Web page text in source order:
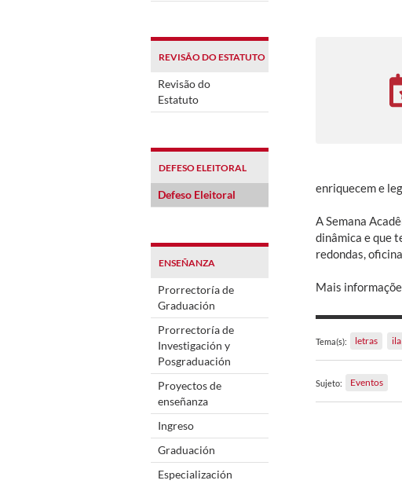
REVISÃO DO ESTATUTO
Revisão do
Estatuto
DEFESO ELEITORAL
Defeso Eleitoral
ENSEÑANZA
Prorrectoría de
Graduación
Prorrectoría de
Investigación y
Posgraduación
Proyectos de
enseñanza
Ingreso
Graduación
Especialización
enriquecem e
A Semana
dinâmica e que
redondas,
Mais
Tema(s): letras ila
Sujeto: Eventos